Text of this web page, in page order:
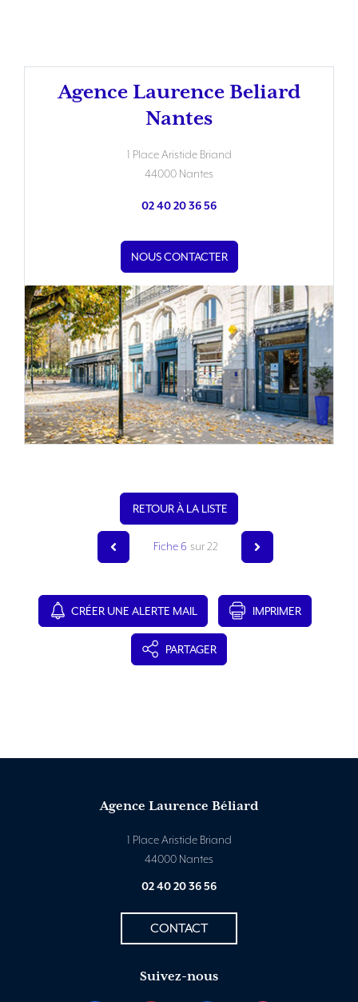
Agence Laurence Beliard
Nantes
1 Place Aristide Briand
44000 Nantes
02 40 20 36 56
NOUS CONTACTER
RETOUR À LA LISTE
Fiche 6 sur 22
CRÉER UNE ALERTE MAIL IMPRIMER
PARTAGER
Agence Laurence Béliard
1 Place Aristide Briand
44000 Nantes
02 40 20 36 56
CONTACT
Suivez-nous